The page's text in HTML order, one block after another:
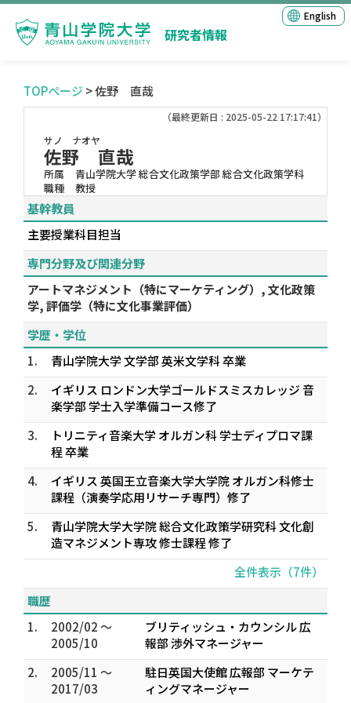
研究者情報
English
TOPページ > 佐野 直哉
（最終更新日 : 2025-05-22 17:17:41）
サノ ナオヤ
佐野 直哉
所属
青山学院大学 総合文化政策学部 総合文化政策学科
職種
教授
基幹教員
主要授業科目担当
専門分野及び関連分野
アートマネジメント（特にマーケティング）, 文化政策
学, 評価学（特に文化事業評価）
学歴・学位
1.
青山学院大学 文学部 英米文学科 卒業
2.
イギリス ロンドン大学ゴールドスミスカレッジ 音
楽学部 学士入学準備コース修了
3.
トリニティ音楽大学 オルガン科 学士ディプロマ課
程 卒業
4.
イギリス 英国王立音楽大学大学院 オルガン科修士
課程（演奏学応用リサーチ専門）修了
5.
青山学院大学大学院 総合文化政策学研究科 文化創
造マネジメント専攻 修士課程 修了
全件表示（7件）
職歴
1.
2002/02 ～
2005/10
ブリティッシュ・カウンシル 広
報部 渉外マネージャー
2.
2005/11 ～
2017/03
駐日英国大使館 広報部 マーケテ
ィングマネージャー